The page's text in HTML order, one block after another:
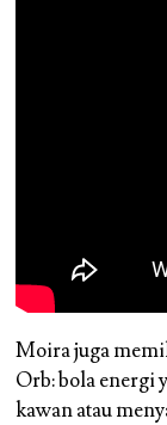
Moira juga
Orb: bola energi
kawan atau